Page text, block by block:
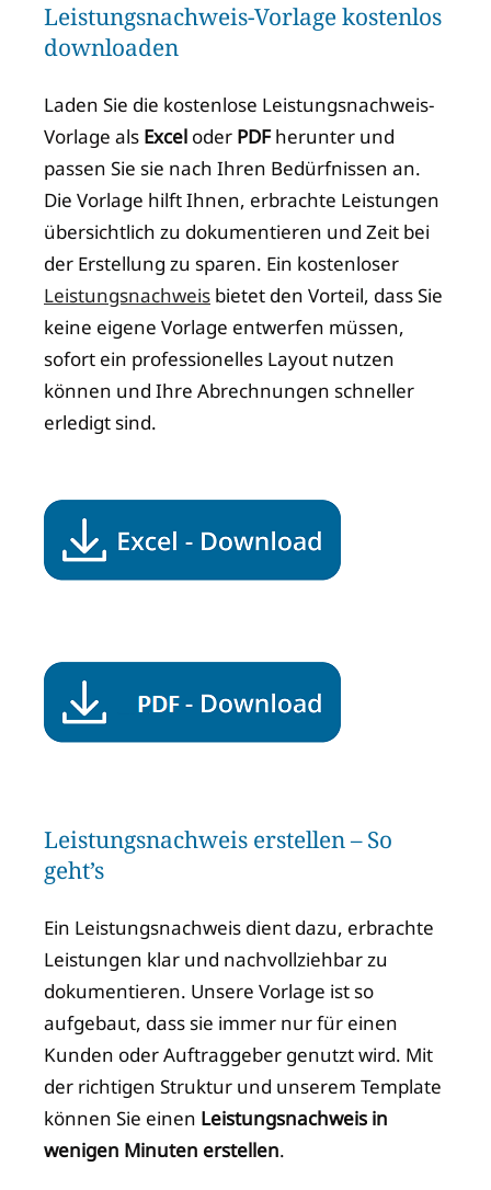
Leistungsnachweis-Vorlage kostenlos
downloaden
Laden Sie die kostenlose Leistungsnachweis-
Vorlage als Excel oder PDFherunter und
passen Sie sie nach Ihren Bedürfnissen an.
Die Vorlage hilft Ihnen, erbrachte Leistungen
übersichtlich zu dokumentieren und Zeit bei
der Erstellung zu sparen. Ein kostenloser
Leistungsnachweis bietet den Vorteil, dass Sie
keine eigene Vorlage entwerfen müssen,
sofort ein professionelles Layout nutzen
können und Ihre Abrechnungen schneller
erledigt sind.
Leistungsnachweis erstellen – So
geht’s
Ein Leistungsnachweis dient dazu, erbrachte
Leistungen klar und nachvollziehbar zu
dokumentieren. Unsere Vorlage ist so
aufgebaut, dass sie immer nur für einen
Kunden oder Auftraggeber genutzt wird. Mit
der richtigen Struktur und unserem Template
können Sie einen Leistungsnachweis in
wenigen Minuten erstellen.